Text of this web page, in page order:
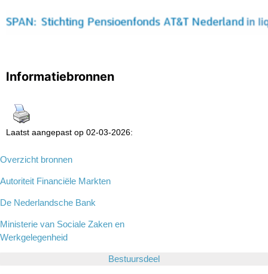
Informatiebronnen
Laatst aangepast op 02-03-2026:
Overzicht bronnen
Autoriteit Financiële Markten
De Nederlandsche Bank
Ministerie van Sociale Zaken en
Werkgelegenheid
Bestuursdeel